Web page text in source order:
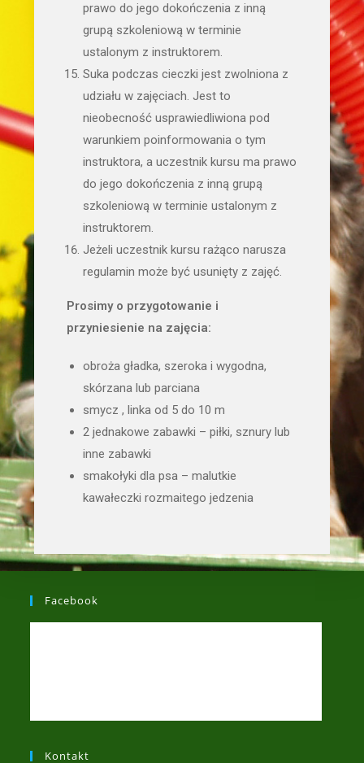
prawo do jego dokończenia z inną
grupą szkoleniową w terminie
ustalonym z instruktorem.
Suka podczas cieczki jest zwolniona z
udziału w zajęciach. Jest to
nieobecność usprawiedliwiona pod
warunkiem poinformowania o tym
instruktora, a uczestnik kursu ma prawo
do jego dokończenia z inną grupą
szkoleniową w terminie ustalonym z
instruktorem.
Jeżeli uczestnik kursu rażąco narusza
regulamin może być usunięty z zajęć.
Prosimy o przygotowanie i
przyniesienie na zajęcia:
obroża gładka, szeroka i wygodna,
skórzana lub parciana
smycz , linka od 5 do 10 m
2 jednakowe zabawki – piłki, sznury lub
inne zabawki
smakołyki dla psa – malutkie
kawałeczki rozmaitego jedzenia
Facebook
Kontakt